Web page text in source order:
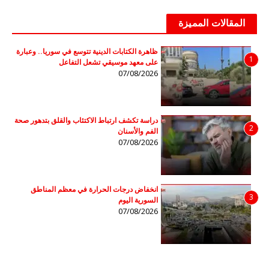
المقالات المميزة
1
ظاهرة الكتابات الدينية تتوسع في سوريا.. وعبارة
على معهد موسيقي تشعل التفاعل
07/08/2026
2
دراسة تكشف ارتباط الاكتئاب والقلق بتدهور صحة
الفم والأسنان
07/08/2026
3
انخفاض درجات الحرارة في معظم المناطق
السورية اليوم
07/08/2026